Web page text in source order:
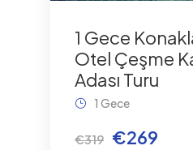
1 Gece
Otel Çeşme
Adası Turu
€319 €269
1 Gece